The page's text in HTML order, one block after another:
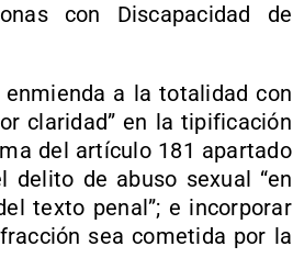
con Discapacidad de
a la totalidad con
claridad” en la tipificación
del artículo 181 apartado
delito de abuso sexual “en
texto penal”; e incorporar
sea cometida por la